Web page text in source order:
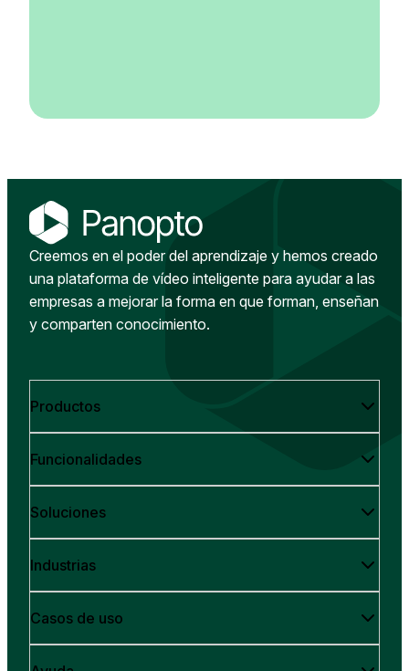
Creemos en el poder del aprendizaje y hemos creado
una plataforma de vídeo inteligente para ayudar a las
empresas a mejorar la forma en que forman, enseñan
y comparten conocimiento.
Productos
Funcionalidades
Soluciones
Industrias
Casos de uso